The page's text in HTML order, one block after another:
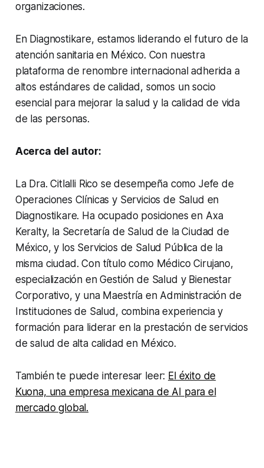
organizaciones.
En Diagnostikare, estamos liderando el futuro de la
atención sanitaria en México. Con nuestra
plataforma de renombre internacional adherida a
altos estándares de calidad, somos un socio
esencial para mejorar la salud y la calidad de vida
de las personas.
Acerca del autor:
La Dra. Citlalli Rico se desempeña como Jefe de
Operaciones Clínicas y Servicios de Salud en
Diagnostikare. Ha ocupado posiciones en Axa
Keralty, la Secretaría de Salud de la Ciudad de
México, y los Servicios de Salud Pública de la
misma ciudad. Con título como Médico Cirujano,
especialización en Gestión de Salud y Bienestar
Corporativo, y una Maestría en Administración de
Instituciones de Salud, combina experiencia y
formación para liderar en la prestación de servicios
de salud de alta calidad en México.
También te puede interesar leer: El éxito de
Kuona, una empresa mexicana de AI para el
mercado global.